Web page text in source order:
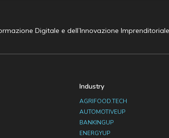
Digitale e dell’Innovazione
Industry
AGRIFOOD.TECH
AUTOMOTIVEUP
BANKINGUP
ENERGYUP